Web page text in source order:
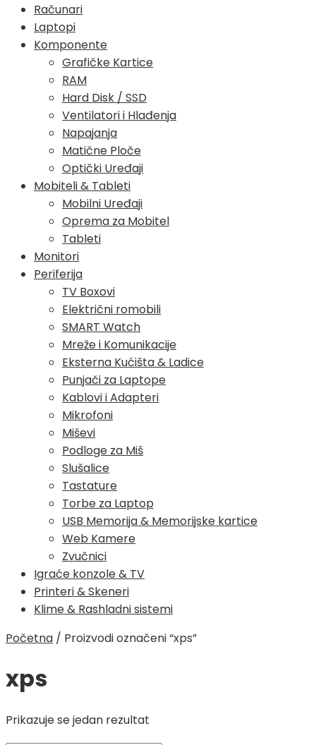
Računari
Laptopi
Komponente
Grafičke Kartice
RAM
Hard Disk / SSD
Ventilatori i Hlađenja
Napajanja
Matične Ploče
Optički Uređaji
Mobiteli & Tableti
Mobilni Uređaji
Oprema za Mobitel
Tableti
Monitori
Periferija
TV Boxovi
Električni romobili
SMART Watch
Mreže i Komunikacije
Eksterna Kućišta & Ladice
Punjači za Laptope
Kablovi i Adapteri
Mikrofoni
Miševi
Podloge za Miš
Slušalice
Tastature
Torbe za Laptop
USB Memorija & Memorijske kartice
Web Kamere
Zvučnici
Igraće konzole & TV
Printeri & Skeneri
Klime & Rashladni sistemi
Početna / Proizvodi označeni “xps”
xps
Prikazuje se jedan rezultat